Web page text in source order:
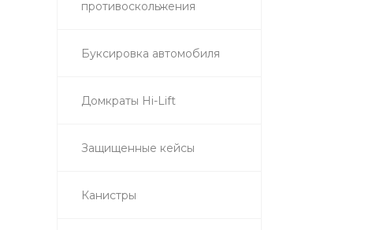
противоскольжения
Буксировка автомобиля
Домкраты Hi-Lift
Защищенные кейсы
Канистры